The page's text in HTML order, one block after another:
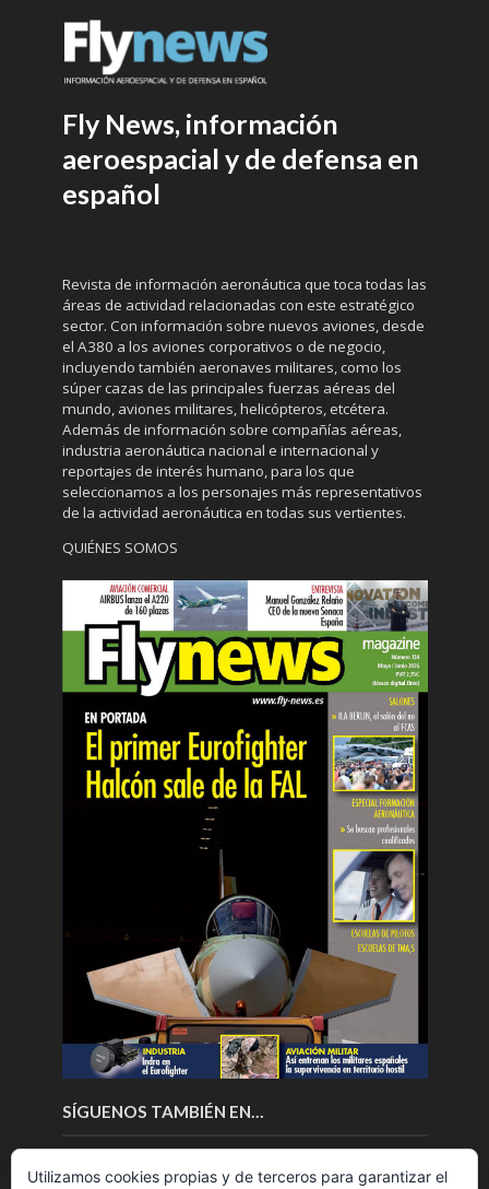
Fly News, información
aeroespacial y de defensa en
español
Revista de información aeronáutica que toca todas las
áreas de actividad relacionadas con este estratégico
sector. Con información sobre nuevos aviones, desde
el A380 a los aviones corporativos o de negocio,
incluyendo también aeronaves militares, como los
súper cazas de las principales fuerzas aéreas del
mundo, aviones militares, helicópteros, etcétera.
Además de información sobre compañías aéreas,
industria aeronáutica nacional e internacional y
reportajes de interés humano, para los que
seleccionamos a los personajes más representativos
de la actividad aeronáutica en todas sus vertientes.
QUIÉNES SOMOS
SÍGUENOS TAMBIÉN EN…
Utilizamos cookies propias y de terceros para garantizar el